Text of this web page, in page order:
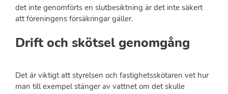
det inte genomförts en slutbesiktning är det inte säkert
att föreningens försäkringar gäller.
Drift och skötsel genomgång
Det är viktigt att styrelsen och fastighetsskötaren vet hur
man till exempel stänger av vattnet om det skulle